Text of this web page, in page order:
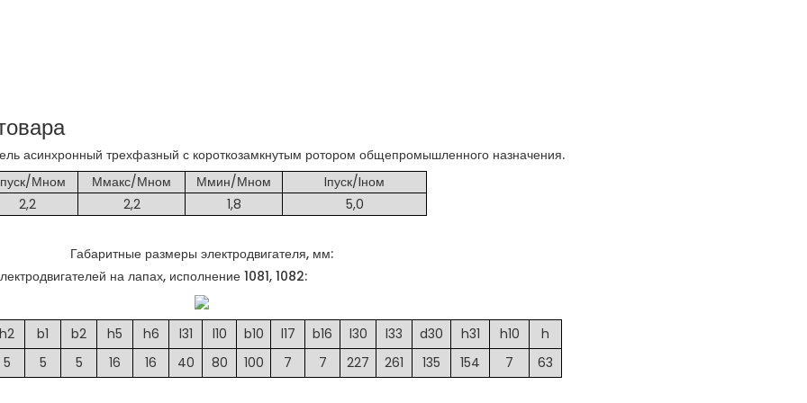
асинхронный трехфазный с короткозамкнутым ротором общепромышленного назначения.
Мном
Ммакс/Мном Ммин/Мном
Iпуск/Iном
2,2
2,2 1,8 5,0
Габаритные размеры электродвигателя, мм:
на лапах, исполнение 1081, 1082:
h2 b1 b2 h5 h6 l31 l10 b10 l17 b16 l30 l33 d30 h31 h10
h
5
5 5 16 16 40 80 100 7 7 227 261 135 154 7 63